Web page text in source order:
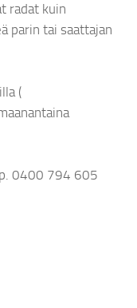
radat kuin
parin tai saattajan
(
p. 0400 794 605